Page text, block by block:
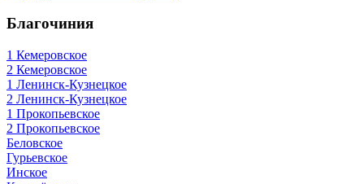
Благочиния
1 Кемеровское
2 Кемеровское
1 Ленинск-Кузнецкое
2 Ленинск-Кузнецкое
1 Прокопьевское
2 Прокопьевское
Беловское
Гурьевское
Инское